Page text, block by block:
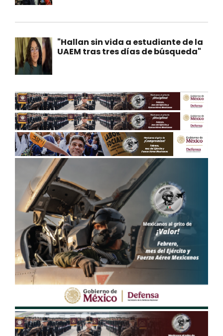
"Hallan sin vida a estudiante de la
UAEM tras tres días de búsqueda"